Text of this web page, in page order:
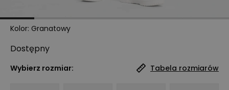
Kolor: Granatowy
Dostępny
Wybierz rozmiar: Tabela rozmiarów